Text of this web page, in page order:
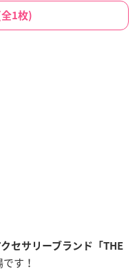
1枚)
セサリーブランド「THE
す！